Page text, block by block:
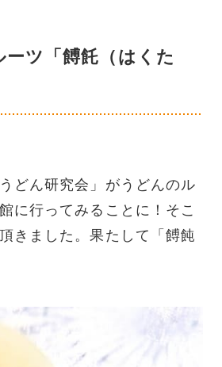
ツ「餺飥（はくた
どん研究会」がうどんのル
に行ってみることに！そこ
きました。果たして「餺飩